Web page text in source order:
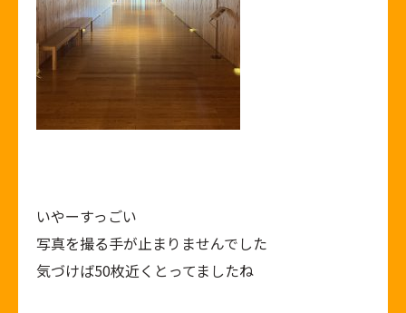
いやーすっごい
写真を撮る手が止まりませんでした
気づけば50枚近くとってましたね